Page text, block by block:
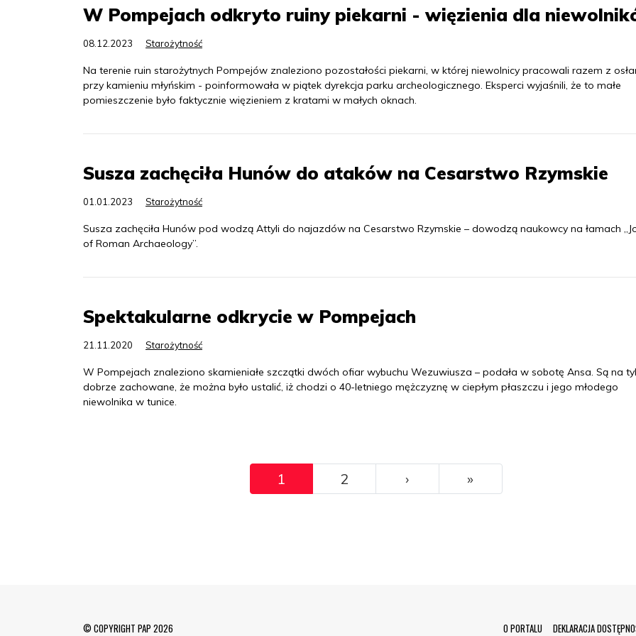
W Pompejach odkryto ruiny piekarni - więzienia dla
08.12.2023 Starożytność
Na terenie ruin starożytnych Pompejów znaleziono pozostałości piekarni, w której niewolnicy pracowali razem z
przy kamieniu młyńskim - poinformowała w piątek dyrekcja parku archeologicznego. Eksperci wyjaśnili, że to małe
pomieszczenie było faktycznie więzieniem z kratami w małych oknach.
Susza zachęciła Hunów do ataków na Cesarstwo Rzymskie
01.01.2023 Starożytność
Susza zachęciła Hunów pod wodzą Attyli do najazdów na Cesarstwo Rzymskie – dowodzą naukowcy na łamach
of Roman Archaeology”.
Spektakularne odkrycie w Pompejach
21.11.2020 Starożytność
W Pompejach znaleziono skamieniałe szczątki dwóch ofiar wybuchu Wezuwiusza – podała w sobotę Ansa. Są na
dobrze zachowane, że można było ustalić, iż chodzi o 40-letniego mężczyznę w ciepłym płaszczu i jego młodego
niewolnika w tunice.
1 2 ››› »Ostatni
© COPYRIGHT PAP 2026 O PORTALU DEKLARACJA